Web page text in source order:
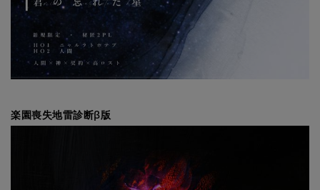
楽園喪失地雷診断β版